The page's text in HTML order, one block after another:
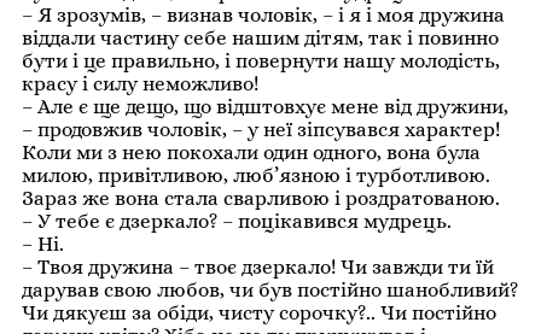
– Я зрозумів, – визнав чоловік, – і я і моя дружина
віддали частину себе нашим дітям, так і повинно
бути і це правильно, і повернути нашу молодість,
красу і силу неможливо!
– Але є ще дещо, що відштовхує мене від дружини,
– продовжив чоловік, – у неї зіпсувався характер!
Коли ми з нею покохали один одного, вона була
милою, привітливою, люб’язною і турботливою.
Зараз же вона стала сварливою і роздратованою.
– У тебе є дзеркало? – поцікавився мудрець.
– Ні.
– Твоя дружина – твоє дзеркало! Чи завжди ти їй
дарував свою любов, чи був постійно шанобливий?
Чи дякуєш за обіди, чисту сорочку?.. Чи постійно